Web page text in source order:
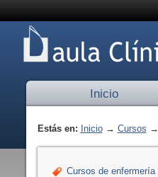
Inicio
Estás en: Inicio→ Cursos →
Cursos de enfermería